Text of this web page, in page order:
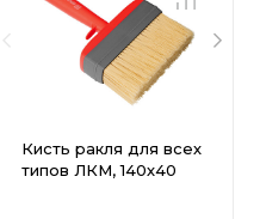
Кисть ракля для всех
типов ЛКМ, 140х40